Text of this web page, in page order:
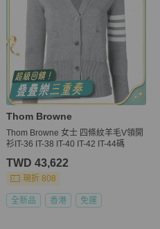
Thom Browne
Thom Browne 女士 四條紋羊毛V領開
衫IT-36 IT-38 IT-40 IT-42 IT-44碼
TWD 43,622
現折 808
全新品 香港 免運